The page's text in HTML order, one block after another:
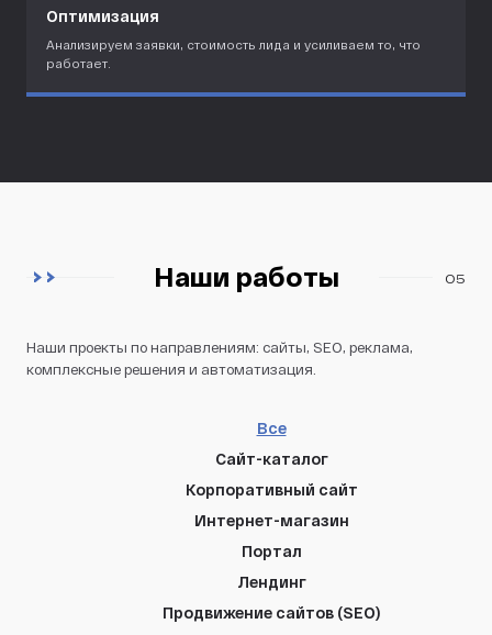
Оптимизация
Анализируем заявки, стоимость лида и усиливаем то, что
работает.
Наши работы 05
Наши проекты по направлениям: сайты, SEO, реклама,
комплексные решения и автоматизация.
Все
Сайт-каталог
Корпоративный сайт
Интернет-магазин
Портал
Лендинг
Продвижение сайтов (SEO)